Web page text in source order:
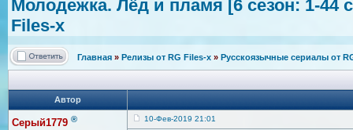
Молодежка. Лёд и пламя [6 сезон: 1-44
Files-x
Главная » Релизы от RG Files-x » Русскоязычные сериалы от
Автор
Серый1779 ® 10-Фев-2019 21:01